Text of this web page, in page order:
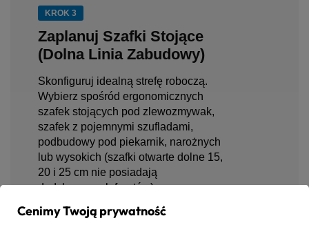
KROK 3
Zaplanuj Szafki Stojące
(Dolna Linia Zabudowy)
Skonfiguruj idealną strefę roboczą.
Wybierz spośród ergonomicznych
szafek stojących pod zlewozmywak,
szafek z pojemnymi szufladami,
podbudowy pod piekarnik, narożnych
lub wysokich (szafki otwarte dolne 15,
20 i 25 cm nie posiadają
dedykowanych frontów).
się na solidnych nóżkach z
Cenimy Twoją prywatność